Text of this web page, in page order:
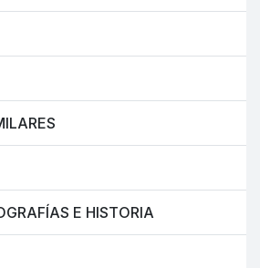
E HISTORIA